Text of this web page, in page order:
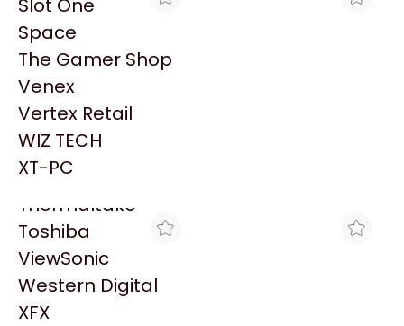
Redragon
Samsung
Sandisk
Sapphire
Seagate
Sentey
Solarmax
Thermaltake
Toshiba
ViewSonic
Western Digital
XFX
Slot One
Space
The Gamer Shop
Venex
Vertex Retail
WIZ TECH
XT-PC
CROSSHAIR GAMING
MEMORIA LEXAR UDIMM
$520.805